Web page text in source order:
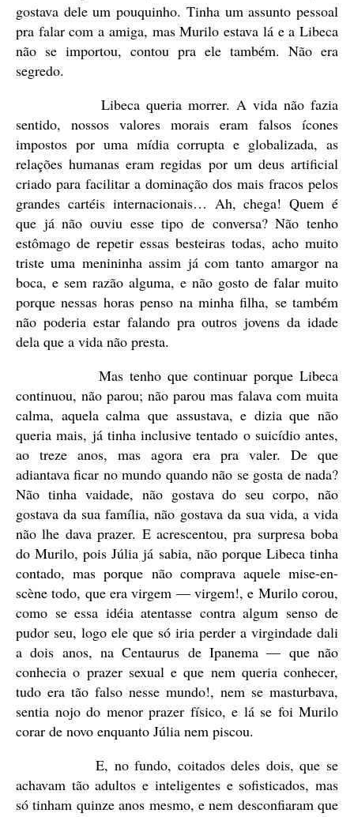
gostava dele um pouquinho. Tinha um assunto pessoal
pra falar com a amiga, mas Murilo estava lá e a Libeca
não se importou, contou pra ele também. Não era
segredo.
Libeca queria morrer. A vida não fazia
sentido, nossos valores morais eram falsos ícones
impostos por uma mídia corrupta e globalizada, as
relações humanas eram regidas por um deus artificial
criado para facilitar a dominação dos mais fracos pelos
grandes cartéis internacionais… Ah, chega! Quem é
que já não ouviu esse tipo de conversa? Não tenho
estômago de repetir essas besteiras todas, acho muito
triste uma menininha assim já com tanto amargor na
boca, e sem razão alguma, e não gosto de falar muito
porque nessas horas penso na minha filha, se também
não poderia estar falando pra outros jovens da idade
dela que a vida não presta.
Mas tenho que continuar porque Libeca
continuou, não parou; não parou mas falava com muita
calma, aquela calma que assustava, e dizia que não
queria mais, já tinha inclusive tentado o suicídio antes,
ao treze anos, mas agora era pra valer. De que
adiantava ficar no mundo quando não se gosta de nada?
Não tinha vaidade, não gostava do seu corpo, não
gostava da sua família, não gostava da sua vida, a vida
não lhe dava prazer. E acrescentou, pra surpresa boba
do Murilo, pois Júlia já sabia, não porque Libeca tinha
contado, mas porque não comprava aquele mise-en-
scène todo, que era virgem — virgem!, e Murilo corou,
como se essa idéia atentasse contra algum senso de
pudor seu, logo ele que só iria perder a virgindade dali
a dois anos, na Centaurus de Ipanema — que não
conhecia o prazer sexual e que nem queria conhecer,
tudo era tão falso nesse mundo!, nem se masturbava,
sentia nojo do menor prazer físico, e lá se foi Murilo
corar de novo enquanto Júlia nem piscou.
E, no fundo, coitados deles dois, que se
achavam tão adultos e inteligentes e sofisticados, mas
só tinham quinze anos mesmo, e nem desconfiaram que